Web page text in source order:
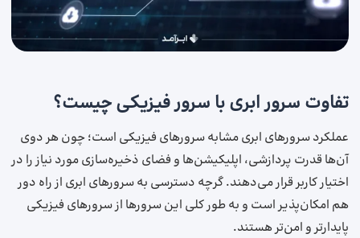
تفاوت سرور ابری با سرور فیزیکی چیست؟
عملکرد سرورهای ابری مشابه سرورهای فیزیکی است؛ چون هر دوی
آن‌ها قدرت پردازشی، اپلیکیشن‌ها و فضای ذخیره‌سازی مورد نیاز را در
اختیار کاربر قرار می‌دهند. گرچه دسترسی به سرورهای ابری از راه دور
هم امکان‌پذیر است و به طور کلی این سرورها از سرورهای فیزیکی
پایدارتر و امن‌تر هستند.